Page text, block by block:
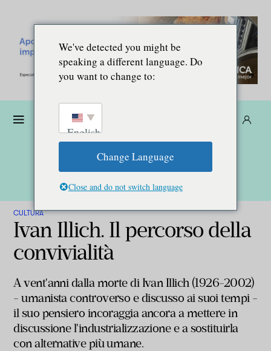
CULTURA
Ivan Illich. Il percorso della
convivialità
A vent'anni dalla morte di Ivan Illich (1926-2002)
- umanista controverso e discusso ai suoi tempi -
il suo pensiero incoraggia ancora a mettere in
discussione l'industrializzazione e a sostituirla
con alternative più umane.
We've detected you might be
speaking a different language. Do
you want to change to:
English
Change Language
Close and do not switch language